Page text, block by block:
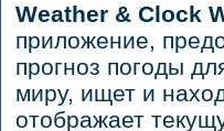
Weather & Clock
приложение,
прогноз погоды
миру, ищет и
отображает